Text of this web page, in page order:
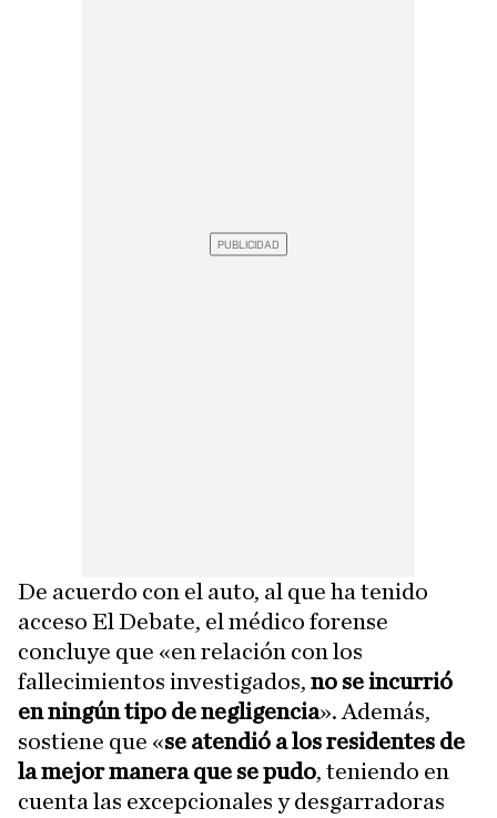
De acuerdo con el auto, al que ha tenido
acceso El Debate, el médico forense
concluye que «en relación con los
fallecimientos investigados, no se incurrió
en ningún tipo de negligencia». Además,
sostiene que «se atendió a los residentes de
la mejor manera que se pudo, teniendo en
cuenta las excepcionales y desgarradoras